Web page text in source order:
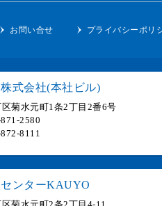
お問い合せ プライバシーポリ
式会社(本社ビル)
菊水元町1条2丁目2番6号
2580
8111
ンターKAUYO